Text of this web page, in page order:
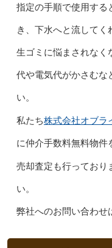
指定の手順で使用する
き、下水へと流してく
生ゴミに悩まされなく
代や電気代がかさむな
い。
私たち株式会社オブラ
に仲介手数料無料物件
売却査定も行っており
い。
弊社へのお問い合わせ